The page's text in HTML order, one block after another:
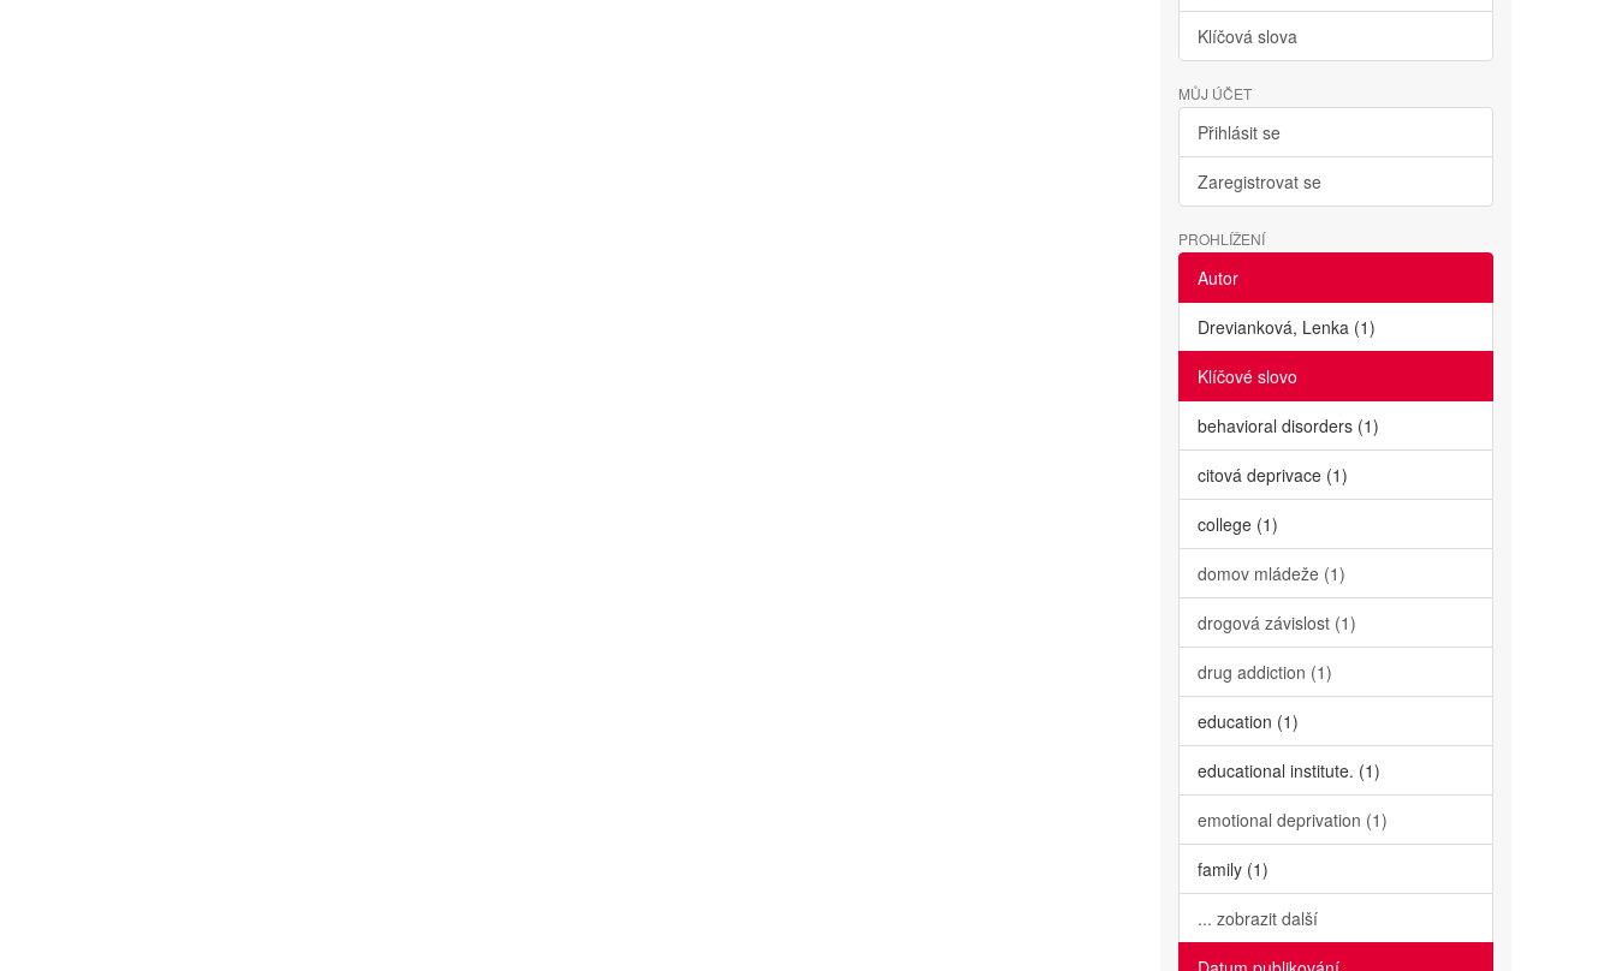
Klíčová slova
MŮJ ÚČET
Přihlásit se
Zaregistrovat se
PROHLÍŽENÍ
Autor
Drevianková, Lenka (1)
Klíčové slovo
behavioral disorders (1)
citová deprivace (1)
college (1)
domov mládeže (1)
drogová závislost (1)
drug addiction (1)
education (1)
educational institute. (1)
emotional deprivation (1)
family (1)
... zobrazit další